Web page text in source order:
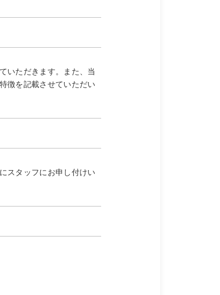
いただきます。また、当
徴を記載させていただい
スタッフにお申し付けい